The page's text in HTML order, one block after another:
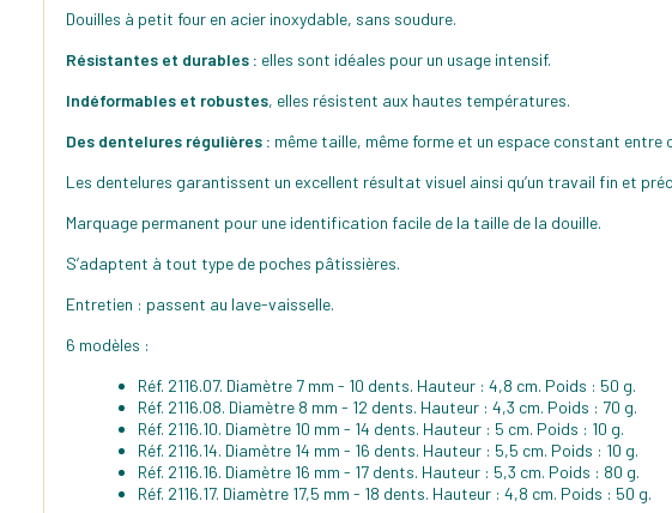
Douilles à petit four en acier inoxydable, sans soudure.
Résistantes et durables : elles sont idéales pour un usage intensif.
Indéformables et robustes, elles résistent aux hautes températures.
Des dentelures régulières : même taille, même forme et un espace constant
Les dentelures garantissent un excellent résultat visuel ainsi qu’un travail fin et
Marquage permanent pour une identification facile de la taille de la douille.
S’adaptent à tout type de poches pâtissières.
Entretien : passent au lave-vaisselle.
6 modèles :
Réf. 2116.07. Diamètre 7 mm - 10 dents. Hauteur : 4,8 cm. Poids : 50 g.
Réf. 2116.08. Diamètre 8 mm - 12 dents. Hauteur : 4,3 cm. Poids : 70 g.
Réf. 2116.10. Diamètre 10 mm - 14 dents. Hauteur : 5 cm. Poids : 10 g.
Réf. 2116.14. Diamètre 14 mm - 16 dents. Hauteur : 5,5 cm. Poids : 10 g.
Réf. 2116.16. Diamètre 16 mm - 17 dents. Hauteur : 5,3 cm. Poids : 80 g.
Réf. 2116.17. Diamètre 17,5 mm - 18 dents. Hauteur : 4,8 cm. Poids : 50 g.